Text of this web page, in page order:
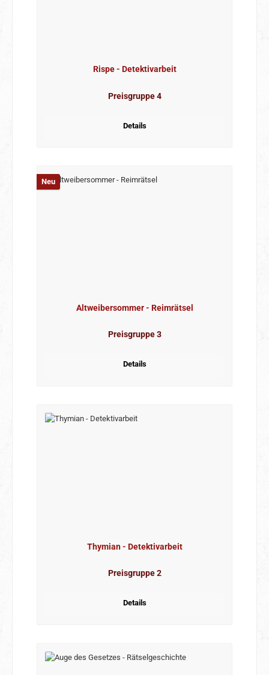
Rispe - Detektivarbeit
Preisgruppe 4
Details
Neu
Altweibersommer - Reimrätsel
Preisgruppe 3
Details
Thymian - Detektivarbeit
Preisgruppe 2
Details